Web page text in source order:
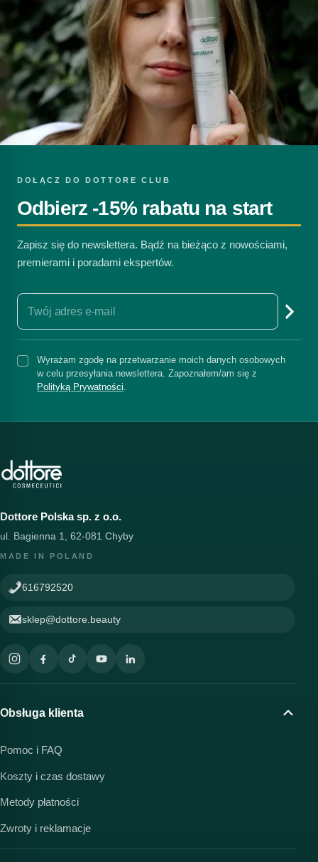
DOŁĄCZ DO DOTTORE CLUB
Odbierz -15% rabatu na start
Zapisz się do newslettera. Bądź na bieżąco z nowościami,
premierami i poradami ekspertów.
Wyrażam zgodę na przetwarzanie moich danych osobowych
w celu przesyłania newslettera. Zapoznałem/am się z
Polityką Prywatności.
Dottore Polska sp. z o.o.
ul. Bagienna 1, 62-081 Chyby
MADE IN POLAND
616792520
sklep@dottore.beauty
Obsługa klienta
Pomoc i FAQ
Koszty i czas dostawy
Metody płatności
Zwroty i reklamacje